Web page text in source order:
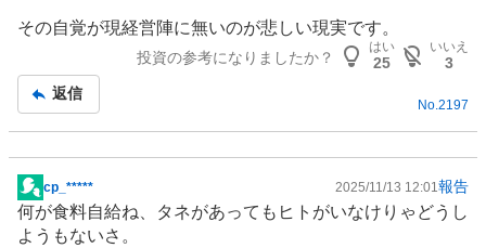
事
その自覚が現経営陣に無いのが悲しい現実です。
投資の参考になりましたか？
はい
25
いいえ
3
返信
No. 2197
掲
示
cp_***** 2025/11/13 12:01 報告
何が食料自給ね、タネがあってもヒトがいなけりゃどうし
ようもないさ。